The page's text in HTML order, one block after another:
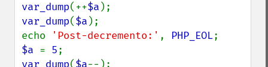
var_dump(++$a
var_dump($a );
echo
'Post-decremento:' , PHP_EOL
$a = 5
var_dump($a